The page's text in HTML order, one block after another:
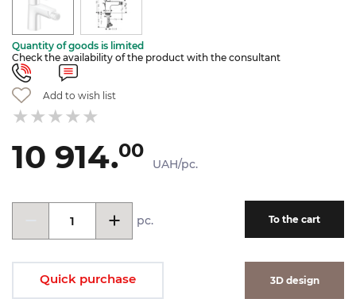
Quantity of goods is limited
Check the availability of the product with the consultant
Add to wish list
10 914.00
UAH/pc.
pc. To the cart
Quick purchase 3D design